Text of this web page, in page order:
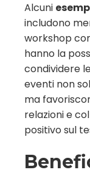
Alcuni
includono
workshop
hanno la
condividere
eventi non
ma
relazioni e
positivo sul